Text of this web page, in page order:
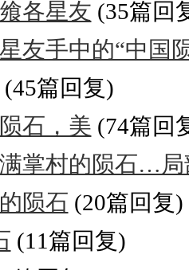
各星友 (35篇回
友手中的“中国
(45篇回复)
石，美 (74篇回
掌村的陨石…局
陨石 (20篇回复)
(11篇回复)